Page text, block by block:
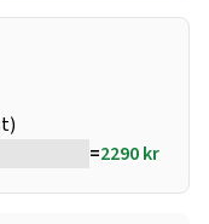
=2290kr